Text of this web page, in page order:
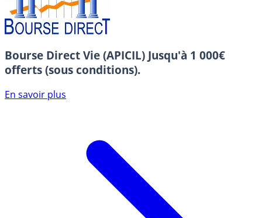
Bourse Direct Vie (APICIL) Jusqu'à 1 000€
offerts (sous conditions).
En savoir plus